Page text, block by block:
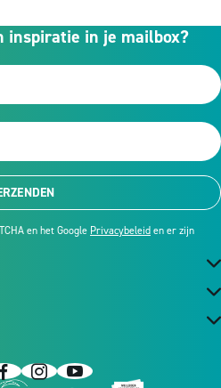
inspiratie in je mailbox?
en het Google Privacybeleiden er zijn